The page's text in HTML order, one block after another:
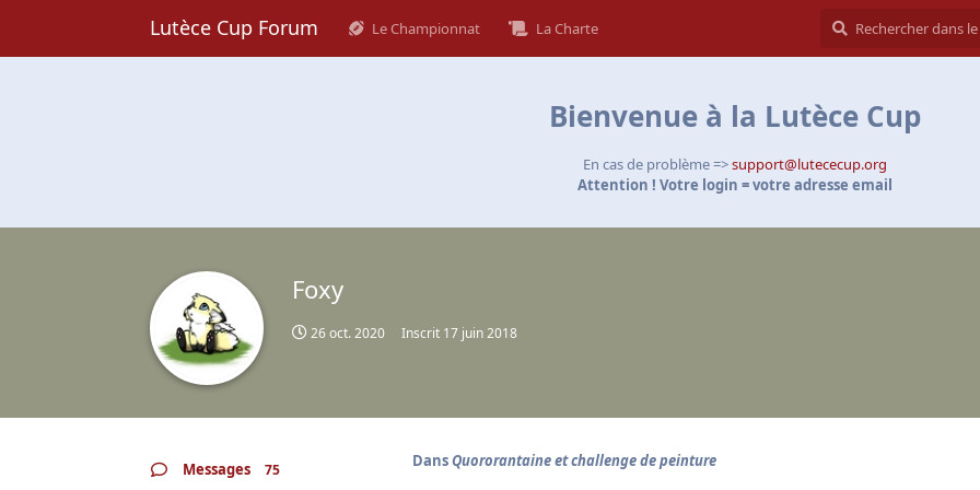
Lutèce Cup Forum Le Championnat La Charte
Bienvenue à la Lutèce Cup
En cas de problème =>support@lutececup.org
Attention ! Votre login = votre adresse email
Foxy
26 oct. 2020 Inscrit 17 juin 2018
Messages 75 DansQuororantaine et challenge de peinture